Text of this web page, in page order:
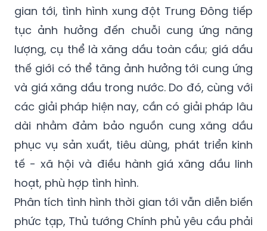
gian tới, tình hình xung đột Trung Đông tiếp
tục ảnh hưởng đến chuỗi cung ứng năng
lượng, cụ thể là xăng dầu toàn cầu; giá dầu
thế giới có thể tăng ảnh hưởng tới cung ứng
và giá xăng dầu trong nước. Do đó, cùng với
các giải pháp hiện nay, cần có giải pháp lâu
dài nhằm đảm bảo nguồn cung xăng dầu
phục vụ sản xuất, tiêu dùng, phát triển kinh
tế - xã hội và điều hành giá xăng dầu linh
hoạt, phù hợp tình hình.
Phân tích tình hình thời gian tới vẫn diễn biến
phức tạp, Thủ tướng Chính phủ yêu cầu phải